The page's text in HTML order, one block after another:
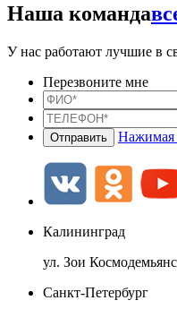
Наша команда
У нас работают лучшие в
Перезвоните мне
Нажимая
Калининград
ул. Зои
Санкт-Петербург